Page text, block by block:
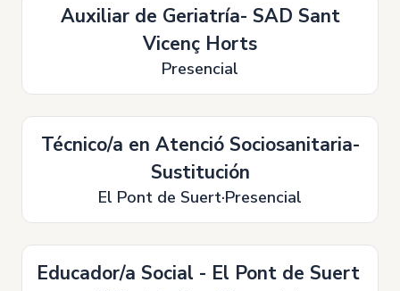
Auxiliar de Geriatría- SAD Sant
Vicenç Horts
Presencial
Técnico/a en Atenció Sociosanitaria-
Sustitución
El Pont de Suert Presencial
Educador/a Social - El Pont de Suert